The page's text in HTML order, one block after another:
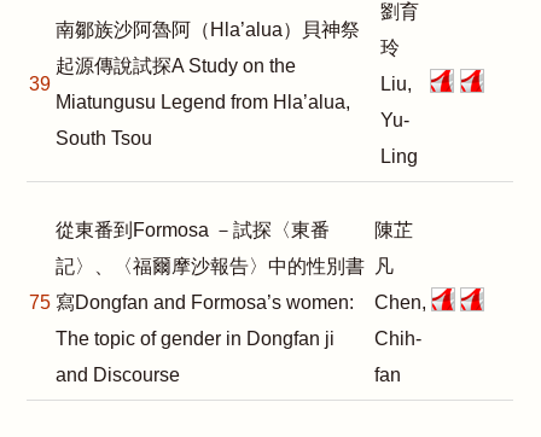
39
南鄒族沙阿魯阿（Hla’alua）貝神祭
起源傳說試探A Study on the
Miatungusu Legend from Hla’alua,
South Tsou
劉育
玲
Liu,
Yu-
Ling
75
從東番到Formosa －試探〈東番
記〉、〈福爾摩沙報告〉中的性別書
寫Dongfan and Formosa’s women:
The topic of gender in Dongfan ji
and Discourse
陳芷
凡
Chen,
Chih-
fan